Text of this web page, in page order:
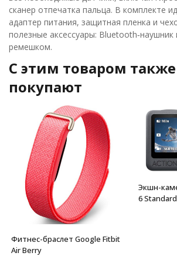
сканер отпечатка пальца. В комплекте
адаптер питания, защитная пленка и
полезные аксессуары:
ремешком.
C этим товаром также
покупают
Фитнес-браслет Google Fitbit
Air Berry
Экшн-
6